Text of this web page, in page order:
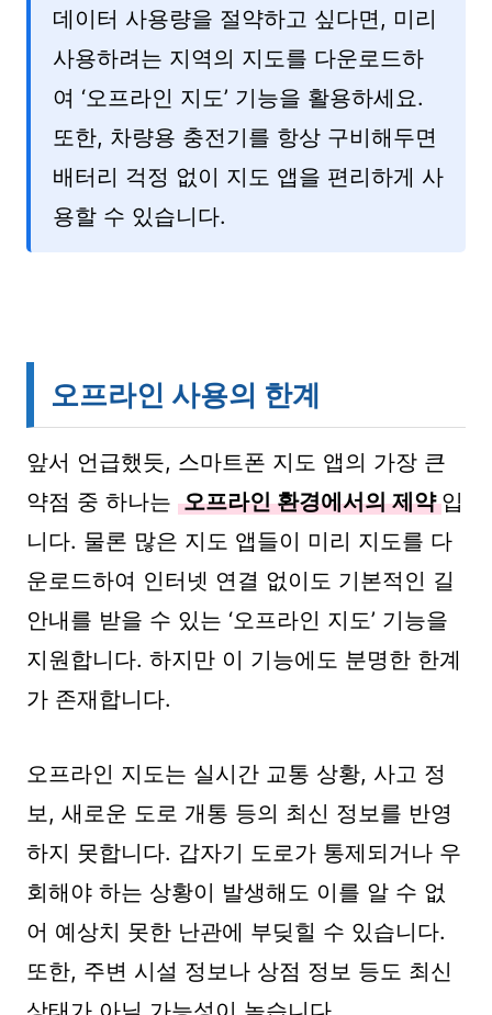
데이터 사용량을 절약하고 싶다면, 미리
사용하려는 지역의 지도를 다운로드하
여 ‘오프라인 지도’ 기능을 활용하세요.
또한, 차량용 충전기를 항상 구비해두면
배터리 걱정 없이 지도 앱을 편리하게 사
용할 수 있습니다.
오프라인 사용의 한계
앞서 언급했듯, 스마트폰 지도 앱의 가장 큰
약점 중 하나는 오프라인 환경에서의 제약 입
니다. 물론 많은 지도 앱들이 미리 지도를 다
운로드하여 인터넷 연결 없이도 기본적인 길
안내를 받을 수 있는 ‘오프라인 지도’ 기능을
지원합니다. 하지만 이 기능에도 분명한 한계
가 존재합니다.
오프라인 지도는 실시간 교통 상황, 사고 정
보, 새로운 도로 개통 등의 최신 정보를 반영
하지 못합니다. 갑자기 도로가 통제되거나 우
회해야 하는 상황이 발생해도 이를 알 수 없
어 예상치 못한 난관에 부딪힐 수 있습니다.
또한, 주변 시설 정보나 상점 정보 등도 최신